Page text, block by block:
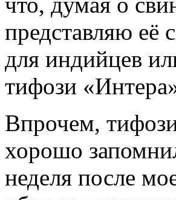
представляю её
для индийцев
тифози
Впрочем,
хорошо
неделя после